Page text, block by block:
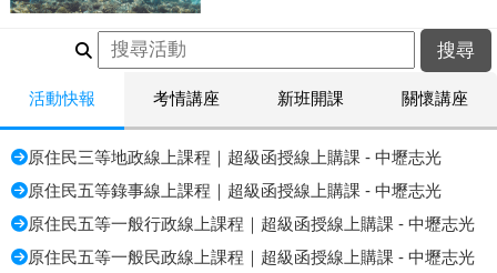
活動快報 考情講座 新班開課 關懷講座
原住民三等地政線上課程｜超級函授線上購課 - 中壢志光
原住民五等錄事線上課程｜超級函授線上購課 - 中壢志光
原住民五等一般行政線上課程｜超級函授線上購課 - 中壢志光
原住民五等一般民政線上課程｜超級函授線上購課 - 中壢志光